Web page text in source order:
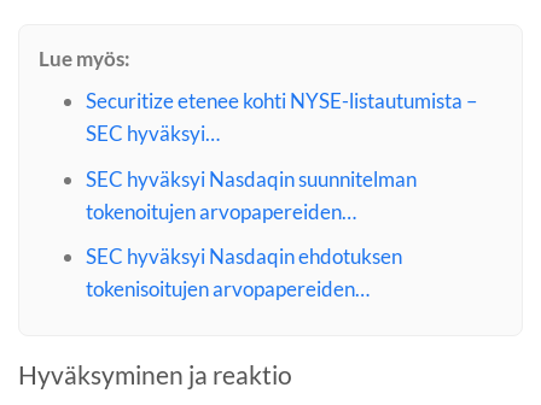
Lue myös:
Securitize etenee kohti NYSE-listautumista –
SEC hyväksyi…
SEC hyväksyi Nasdaqin suunnitelman
tokenoitujen arvopapereiden…
SEC hyväksyi Nasdaqin ehdotuksen
tokenisoitujen arvopapereiden…
Hyväksyminen ja reaktio